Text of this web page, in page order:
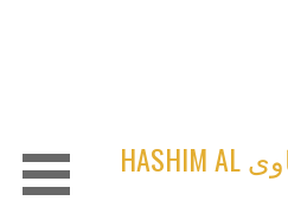
الدكتور هاشم المساوى HASHIM AL